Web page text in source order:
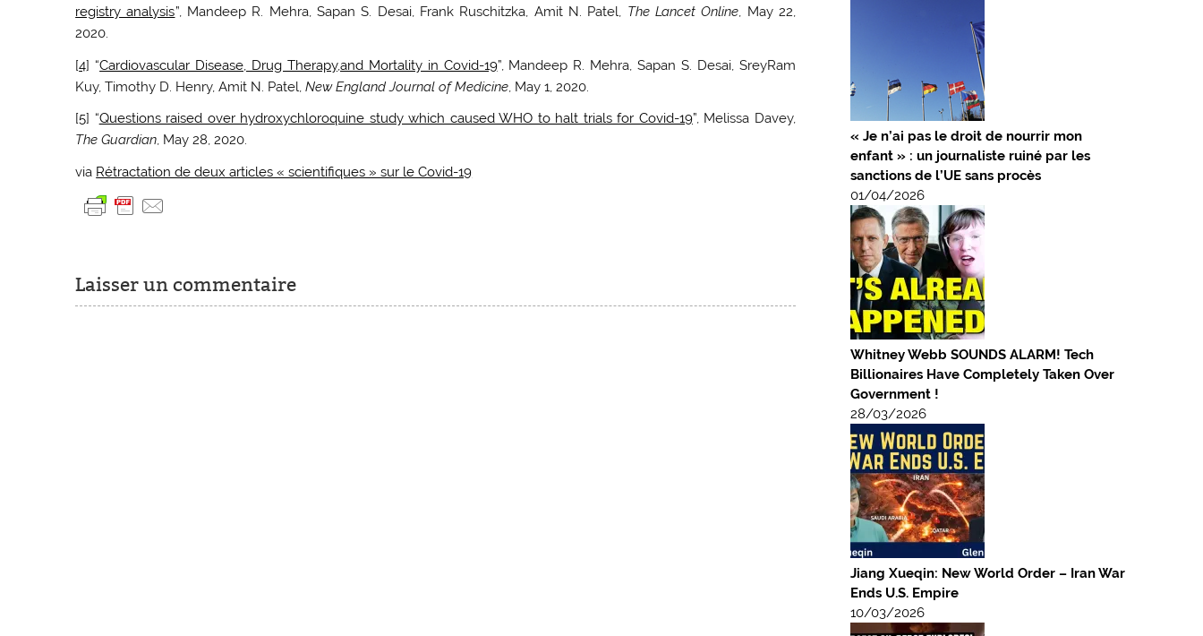
registry analysis”, Mandeep R. Mehra, Sapan S. Desai, Frank Ruschitzka, Amit N. Patel, The Lancet Online, May 22,
2020.
[4] “Cardiovascular Disease, Drug Therapy,and Mortality in Covid-19”, Mandeep R. Mehra, Sapan S. Desai, SreyRam
Kuy, Timothy D. Henry, Amit N. Patel,New England Journal of Medicine, May 1, 2020.
[5] “Questions raised over hydroxychloroquine study which caused WHO to halt trials for Covid-19”, Melissa Davey,
The Guardian, May 28, 2020.
via Rétractation de deux articles « scientifiques » sur le Covid-19
Laisser un commentaire
« Je n’ai pas le droit de nourrir mon
enfant » : un journaliste ruiné par les
sanctions de l’UE sans procès
01/04/2026
Whitney Webb SOUNDS ALARM! Tech
Billionaires Have Completely Taken Over
Government !
28/03/2026
Jiang Xueqin: New World Order – Iran War
Ends U.S. Empire
10/03/2026